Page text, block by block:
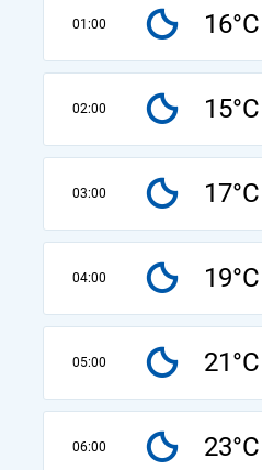
01:00 16°C
02:00 15°C
03:00 17°C
04:00 19°C
05:00 21°C
06:00 23°C